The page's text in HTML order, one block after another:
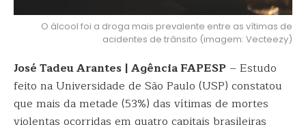
O álcool foi a droga mais prevalente entre as vítimas de
acidentes de trânsito (imagem: Vecteezy)
José Tadeu Arantes | Agência FAPESP – Estudo
feito na Universidade de São Paulo (USP) constatou
que mais da metade (53%) das vítimas de mortes